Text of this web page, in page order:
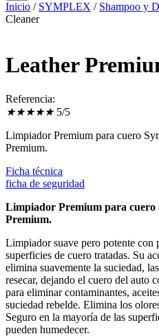
Inicio / SYMPLEX / Shampoo y
Cleaner
Leather
Referencia:
★★★★★ 5/5
Limpiador Premium para cuero
Premium.
Ficha técnica
ficha de seguridad
Limpiador Premium para
Premium.
Limpiador suave pero potente
superficies de cuero tratadas. Su
elimina suavemente la suciedad,
resecar, dejando el cuero del auto
para eliminar contaminantes,
suciedad rebelde. Elimina los
Seguro en la mayoría de las
pueden humedecer.